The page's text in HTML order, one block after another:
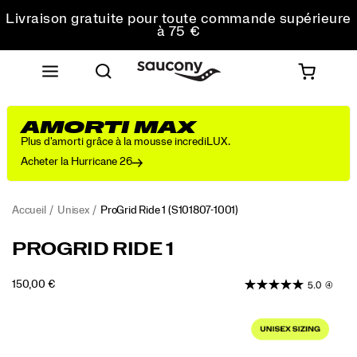
Livraison gratuite pour toute commande supérieure
à 75 €
Retours gratuits sur toutes les commandes
Réduction pour les étudiants -10%
AMORTI MAX
Plus d'amorti grâce à la mousse incrediLUX.
Acheter la Hurricane 26
Accueil Unisex ProGrid Ride 1 (S101807-1001)
<p>Originally
2008
https://www.saucony.com/FR/fr_FR/progrid-
PROGRID RIDE 1
150,00 €OUTOFSTOCK 5.0 (4)